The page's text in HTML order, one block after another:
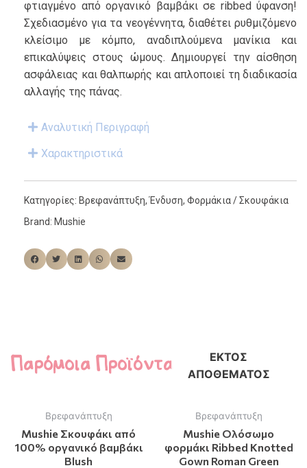
φτιαγμένο από οργανικό βαμβάκι σε ribbed ύφανση!
Σχεδιασμένο για τα νεογέννητα, διαθέτει ρυθμιζόμενο
κλείσιμο με κόμπο, αναδιπλούμενα μανίκια και
επικαλύψεις στους ώμους. Δημιουργεί την αίσθηση
ασφάλειας και θαλπωρής και απλοποιεί τη διαδικασία
αλλαγής της πάνας.
Αναλυτική Περιγραφή
Χαρακτηριστικά
Κατηγορίες: Βρεφανάπτυξη,Ένδυση, Φορμάκια / Σκουφάκια
Brand: Mushie
Παρόμοια Προϊόντα
Βρεφανάπτυξη
Mushie Σκουφάκι από
100% οργανικό βαμβάκι
Blush
ΕΚΤΌΣ
ΑΠΟΘΈΜΑΤΟΣ
Βρεφανάπτυξη
Mushie Ολόσωμο
φορμάκι Ribbed Knotted
Gown Roman Green